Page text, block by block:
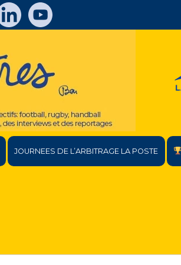
JOURNEES DE L’ARBITRAGE LA POSTE